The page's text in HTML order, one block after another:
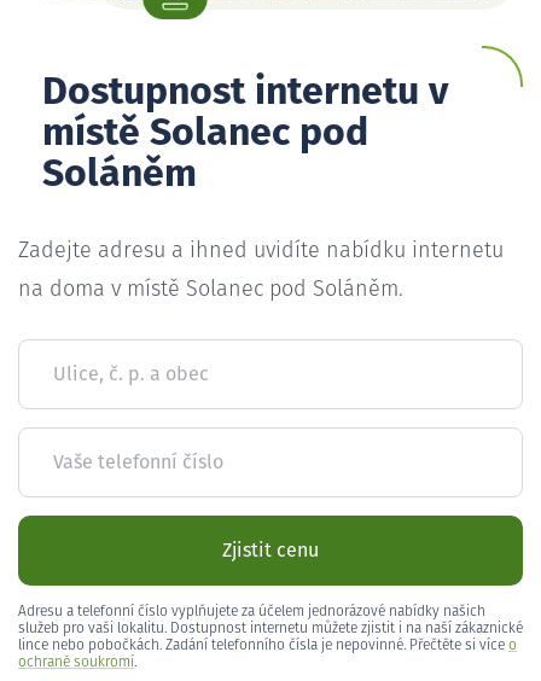
Dostupnost internetu v
místě Solanec pod
Soláněm
Zadejte adresu a ihned uvidíte nabídku internetu
na doma v místě Solanec pod Soláněm.
Ulice, č. p. a obec
Vaše telefonní číslo
Zjistit cenu
Adresu a telefonní číslo vyplňujete za účelem jednorázové nabídky našich
služeb pro vaši lokalitu. Dostupnost internetu můžete zjistit i na naší zákaznické
lince nebo pobočkách. Zadání telefonního čísla je nepovinné. Přečtěte si více o
ochraně soukromí.